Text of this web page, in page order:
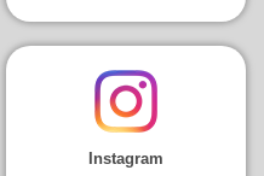
Instagram